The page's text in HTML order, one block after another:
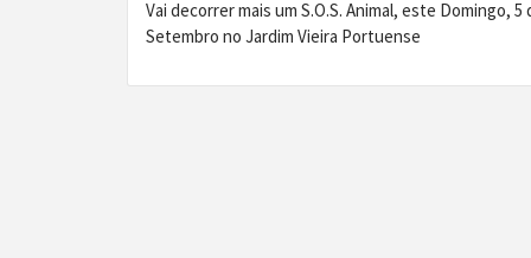
Vai decorrer mais um S.O.S. Animal, este Domingo, 5
Setembro no Jardim Vieira Portuense